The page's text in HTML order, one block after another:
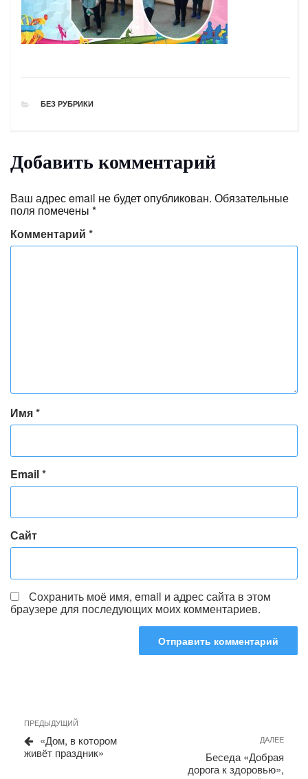
РУБРИКИ
БЕЗ РУБРИКИ
Добавить комментарий
Ваш адрес email не будет опубликован. Обязательные
поля помечены *
Комментарий *
Имя*
Email*
Сайт
Сохранить моё имя, email и адрес сайта в этом
браузере для последующих моих комментариев.
записям
Предыдущая
запись
ПРЕДЫДУЩИЙ
«Дом, в котором
живёт праздник»
ДАЛЕЕ
Беседа «Добрая
дорога к здоровью»,